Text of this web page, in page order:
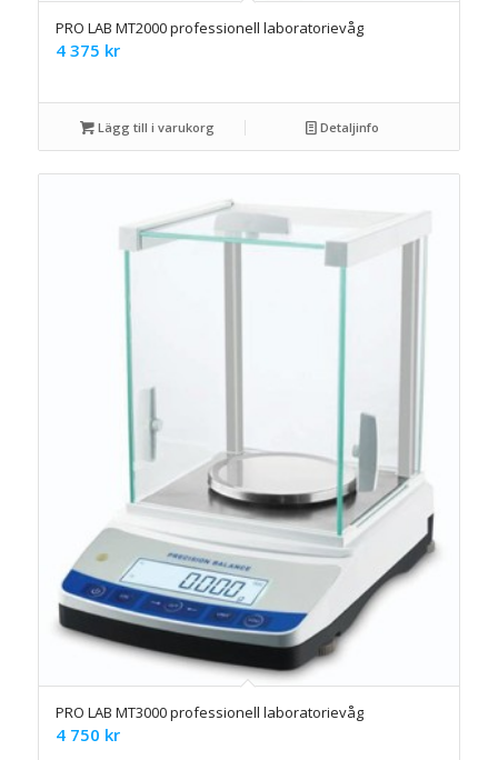
PRO LAB MT2000 professionell laboratorievåg
4 375 kr
Lägg till i varukorg Detaljinfo
PRO LAB MT3000 professionell laboratorievåg
4 750 kr